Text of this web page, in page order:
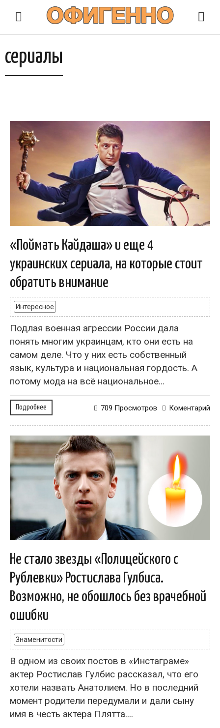
сериалы
«Поймать Кайдаша» и еще 4
украинских сериала, на которые стоит
обратить внимание
Интересное
Подлая военная агрессии России дала
понять многим украинцам, кто они есть на
самом деле. Что у них есть собственный
язык, культура и национальная гордость. А
потому мода на всё национальное...
Подробнее Коментарий
709 Просмотров
Не стало звезды «Полицейского с
Рублевки» Ростислава Гулбиса.
Возможно, не обошлось без врачебной
ошибки
Знаменитости
В одном из своих постов в «Инстаграме»
актер Ростислав Гулбис рассказал, что его
хотели назвать Анатолием. Но в последний
момент родители передумали и дали сыну
имя в честь актера Плятта....